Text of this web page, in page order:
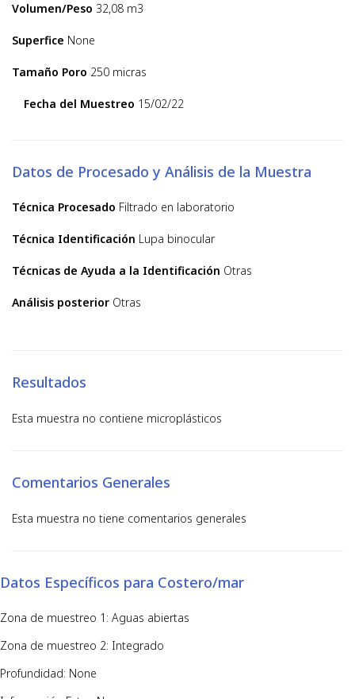
Volumen/Peso 32,08 m3
Superfice None
Tamaño Poro 250 micras
Fecha del Muestreo 15/02/22
Datos de Procesado y Análisis de la Muestra
Técnica Procesado Filtrado en laboratorio
Técnica Identificación Lupa binocular
Técnicas de Ayuda a la Identificación Otras
Análisis posterior Otras
Resultados
Esta muestra no contiene microplásticos
Comentarios Generales
Esta muestra no tiene comentarios generales
Datos Específicos para Costero/mar
Zona de muestreo 1: Aguas abiertas
Zona de muestreo 2: Integrado
Profundidad: None